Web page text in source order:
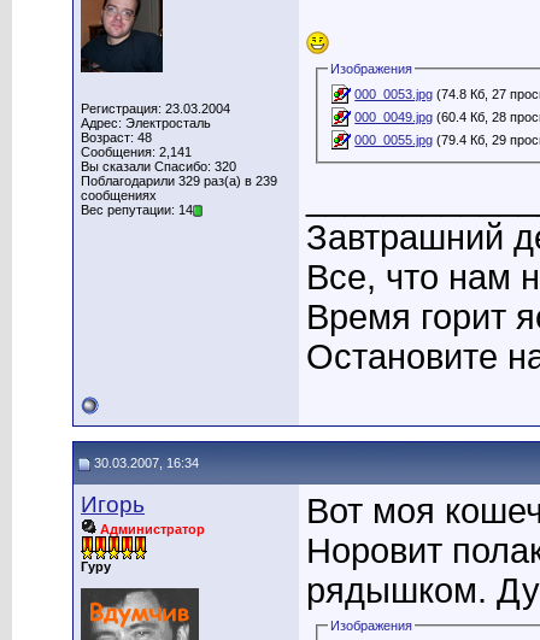
Регистрация: 23.03.2004
Адрес: Электросталь
Возраст: 48
Сообщения: 2,141
Вы сказали Спасибо: 320
Поблагодарили 329 раз(а) в 239
сообщениях
Вес репутации: 14
Изображения
000_0053.jpg (74.8 Кб, 27
000_0049.jpg (60.4 Кб, 28
000_0055.jpg (79.4 Кб, 29
Завтрашний
Все, что нам
Время горит
Остановите
30.03.2007, 16:34
Игорь
Администратор
Гуру
Вот моя
Норовит
рядышком.
Изображения